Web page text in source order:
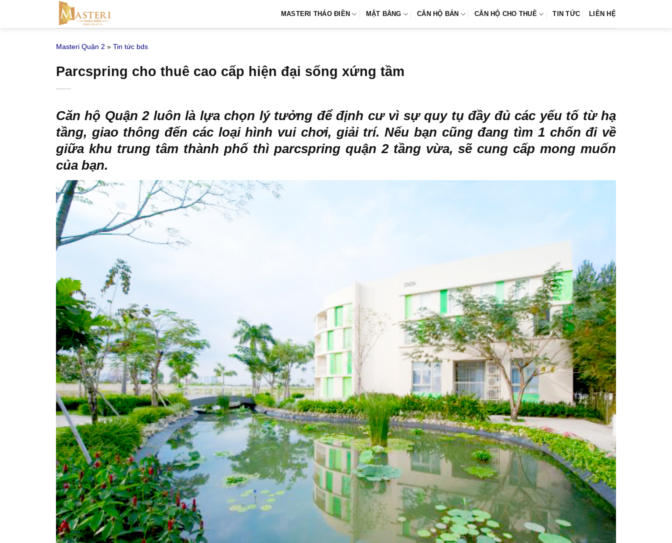
MASTERI THẢO ĐIỀN MẶT BẰNG CĂN HỘ BÁN CĂN HỘ CHO THUÊ TIN TỨC LIÊN HỆ
Masteri Quận 2 » Tin tức bds
Parcspring cho thuê cao cấp hiện đại sống xứng tầm
Căn hộ Quận 2 luôn là lựa chọn lý tưởng để định cư vì sự quy tụ đầy đủ các yếu tố từ hạ
tầng, giao thông đến các loại hình vui chơi, giải trí. Nếu bạn cũng đang tìm 1 chốn đi về
giữa khu trung tâm thành phố thì parcspring quận 2tầng vừa, sẽ cung cấp mong muốn
của bạn.